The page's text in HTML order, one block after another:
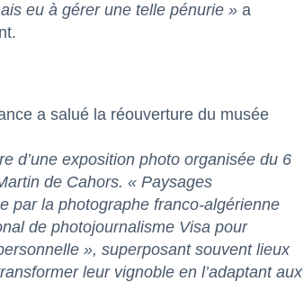
eu à gérer une telle pénurie » a
a salué la réouverture du musée
d’une exposition photo organisée du 6
de Cahors. « Paysages
par la photographe franco-algérienne
de photojournalisme Visa pour
», superposant souvent lieux
leur vignoble en l’adaptant aux